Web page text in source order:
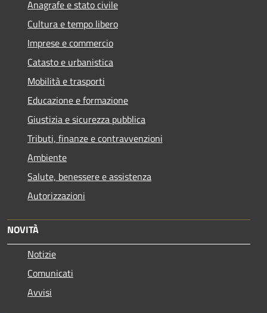
Anagrafe e stato civile
Cultura e tempo libero
Imprese e commercio
Catasto e urbanistica
Mobilità e trasporti
Educazione e formazione
Giustizia e sicurezza pubblica
Tributi, finanze e contravvenzioni
Ambiente
Salute, benessere e assistenza
Autorizzazioni
NOVITÀ
Notizie
Comunicati
Avvisi